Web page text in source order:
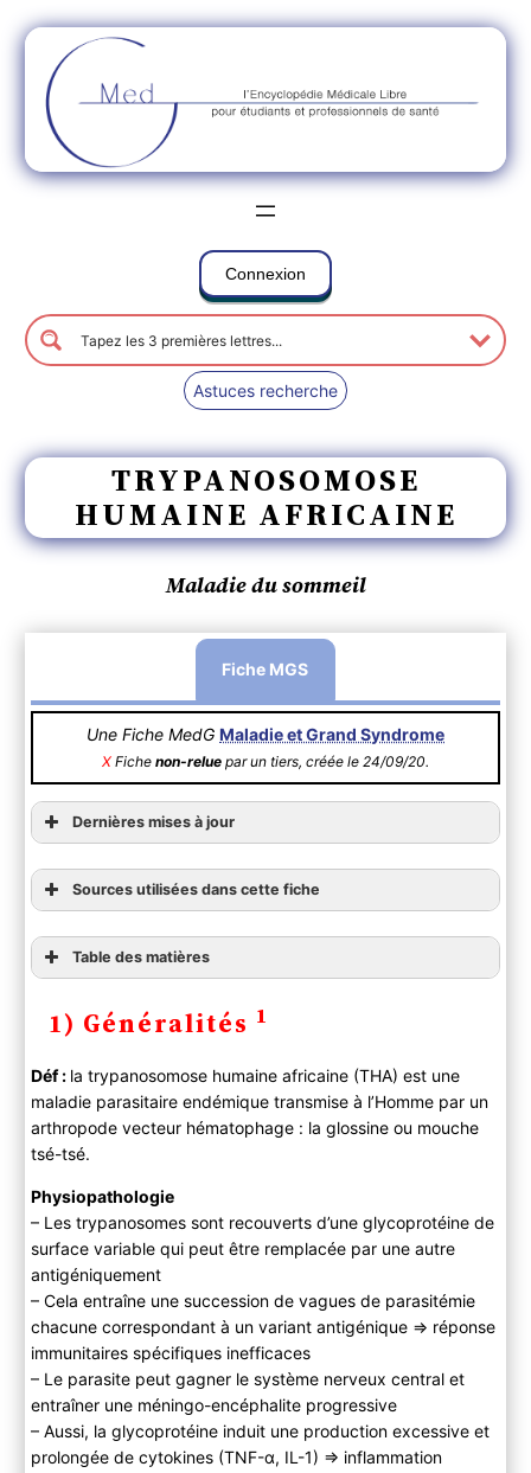
Connexion
Astuces recherche
TRYPANOSOMOSE
HUMAINE AFRICAINE
Maladie du sommeil
Fiche MGS
Une Fiche MedG Maladie et Grand Syndrome
X Fiche non-relue par un tiers, créée le 24/09/20.
Dernières mises à jour
Sources utilisées dans cette fiche
lien vers l’édition 2016
Table des matières
2) Diagnostic
Forme d’Afrique de l’Ouest àT. b. gambiense
Forme d’Afrique de l’Est àT. b. rhodesiense
B ) Paraclinique
C ) Diagnostic différentiel
3) Evolution
A) Histoire naturelle
B) Complications
4) PEC
A ) Bilan initial
B ) Traitement
C) Suivi
D) Prévention
1) Généralités 1
Déf : la trypanosomose humaine africaine (THA) est une
maladie parasitaire endémique transmise à l’Homme par un
arthropode vecteur hématophage : la glossine ou mouche
tsé-tsé.
Physiopathologie
– Les trypanosomes sont recouverts d’une glycoprotéine de
surface variable qui peut être remplacée par une autre
antigéniquement
– Cela entraîne une succession de vagues de parasitémie
chacune correspondant à un variant antigénique ⇒ réponse
immunitaires spécifiques inefficaces
– Le parasite peut gagner le système nerveux central et
entraîner une méningo-encéphalite progressive
– Aussi, la glycoprotéine induit une production excessive et
prolongée de cytokines (TNF-α, IL-1) ⇒ inflammation